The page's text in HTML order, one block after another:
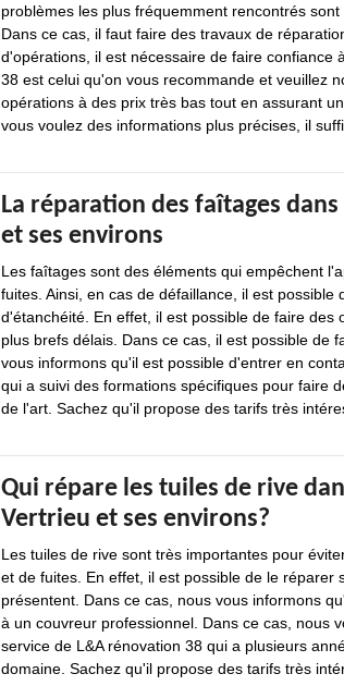
problèmes les plus fréquemment rencontrés sont
Dans ce cas, il faut faire des travaux de
d'opérations, il est nécessaire de faire confiance
38 est celui qu'on vous recommande et veuillez
opérations à des prix très bas tout en assurant
vous voulez des informations plus précises, il
La réparation des faîtages
et ses environs
Les faîtages sont des éléments qui empêchent
fuites. Ainsi, en cas de défaillance, il est possible
d'étanchéité. En effet, il est possible de faire des
plus brefs délais. Dans ce cas, il est possible de
vous informons qu'il est possible d'entrer en
qui a suivi des formations spécifiques pour faire
de l'art. Sachez qu'il propose des tarifs très
Qui répare les tuiles de rive
Vertrieu et ses environs?
Les tuiles de rive sont très importantes pour
et de fuites. En effet, il est possible de le réparer
présentent. Dans ce cas, nous vous informons
à un couvreur professionnel. Dans ce cas, nous
service de L&A rénovation 38 qui a plusieurs
domaine. Sachez qu'il propose des tarifs très